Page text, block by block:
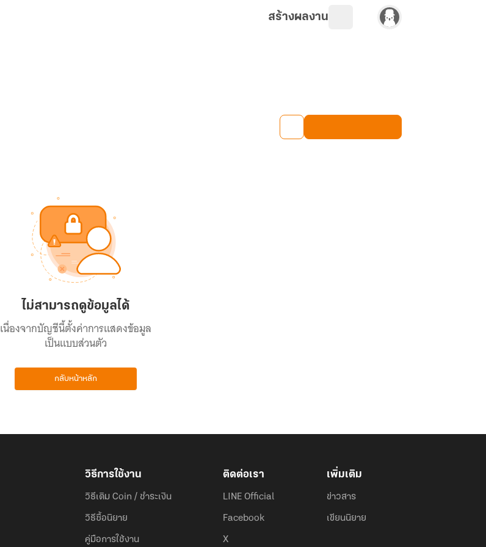
สร้างผลงาน
ไม่สามารถดูข้อมูลได้
เนื่องจากบัญชีนี้ตั้งค่าการแสดงข้อมูล
เป็นแบบส่วนตัว
กลับหน้าหลัก
วิธีการใช้งาน
วิธีเติม Coin / ชำระเงิน
วิธีซื้อนิยาย
คู่มือการใช้งาน
ติดต่อเรา
LINE Official
Facebook
X
เพิ่มเติม
ข่าวสาร
เขียนนิยาย